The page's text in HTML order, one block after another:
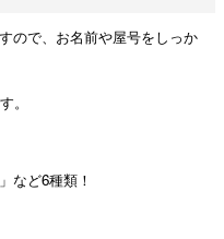
ので、お名前や屋号をしっか
。
など6種類！